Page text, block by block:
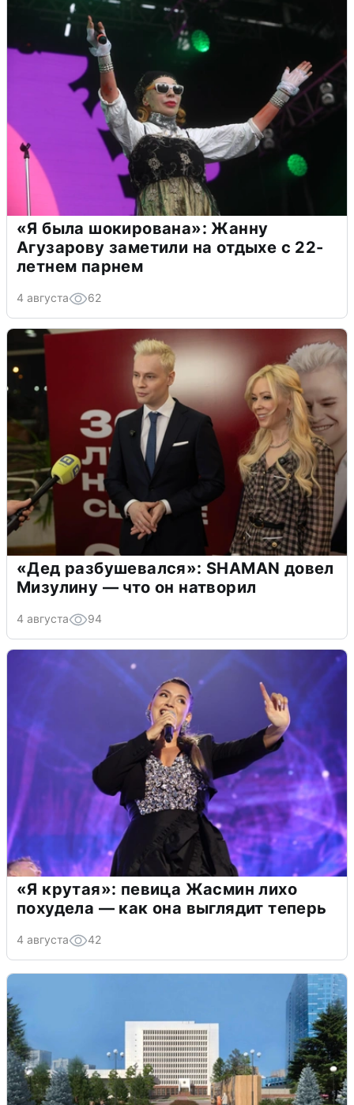
«Я была шокирована»: Жанну
Агузарову заметили на отдыхе с 22-
летнем парнем
4 августа 62
«Дед разбушевался»: SHAMAN довел
Мизулину — что он натворил
4 августа 94
«Я крутая»: певица Жасмин лихо
похудела — как она выглядит теперь
4 августа 42